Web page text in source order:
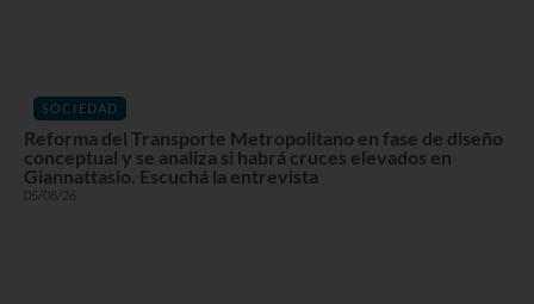
SOCIEDAD
Reforma del Transporte Metropolitano en fase de diseño
conceptual y se analiza si habrá cruces elevados en
Giannattasio. Escuchá la entrevista
05/08/26